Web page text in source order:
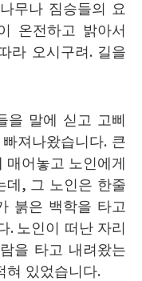
무나 짐승들의 요
온전하고 밝아서
라 오시구려 . 길을
을 말에 싣고 고삐
져나왔습니다. 큰
어놓고 노인에게
, 그 노인은 한줄
붉은 백학을 타고
. 노인이 떠난 자리
을 타고 내려왔는
혀 있었습니다.